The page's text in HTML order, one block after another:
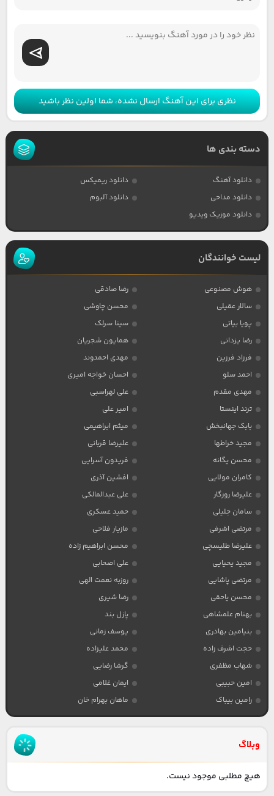
نظری برای این آهنگ ارسال نشده، شما اولین نظر باشید
دسته بندی ها
دانلود آهنگ
دانلود ریمیکس
دانلود مداحی
دانلود آلبوم
دانلود موزیک ویدیو
لیست خوانندگان
هوش مصنوعی
رضا صادقی
سالار عقیلی
محسن چاوشی
پویا بیاتی
سینا سرلک
رضا یزدانی
همایون شجریان
فرزاد فرزین
مهدی احمدوند
احمد سلو
احسان خواجه امیری
مهدی مقدم
علی لهراسبی
ترند اینستا
امیر علی
بابک جهانبخش
میثم ابراهیمی
مجید خراطها
علیرضا قربانی
محسن یگانه
فریدون آسرایی
کامران مولایی
افشین آذری
علیرضا روزگار
علی عبدالمالکی
سامان جلیلی
حمید عسکری
مرتضی اشرفی
مازیار فلاحی
علیرضا طلیسچی
محسن ابراهیم زاده
مجید یحیایی
علی اصحابی
مرتضی پاشایی
روزبه نعمت الهی
محسن یاحقی
رضا شیری
بهنام علمشاهی
پازل بند
بنیامین بهادری
یوسف زمانی
حجت اشرف زاده
محمد علیزاده
شهاب مظفری
گرشا رضایی
امین حبیبی
ایمان غلامی
رامین بیباک
ماهان بهرام خان
وبلاگ
هیچ مطلبی موجود نیست.